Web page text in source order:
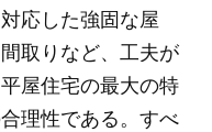
応した強固な屋
取りなど、工夫が
屋住宅の最大の特
理性である。すべ